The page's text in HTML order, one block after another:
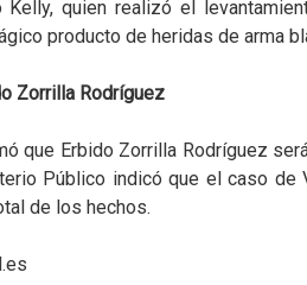
quien realizó el
producto de heridas de arma
Zorrilla Rodríguez
que Erbido Zorrilla Rodríguez
Público indicó que el caso de
de los hechos.